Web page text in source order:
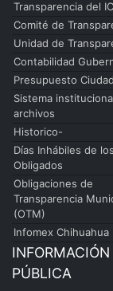
Transparencia del
Comité de
Unidad de
Contabilidad
Presupuesto
Sistema
archivos
Historico-
Días Inhábiles de
Obligados
Obligaciones de
Transparencia
(OTM)
Infomex Chihuahua
INFORMACIÓN
PÚBLICA